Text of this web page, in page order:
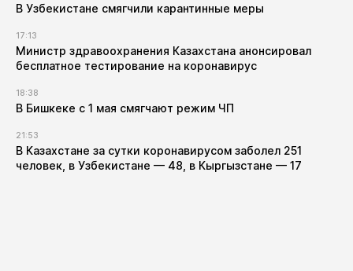
В Узбекистане смягчили карантинные меры
17:13
Министр здравоохранения Казахстана анонсировал
бесплатное тестирование на коронавирус
18:38
В Бишкеке с 1 мая смягчают режим ЧП
21:53
В Казахстане за сутки коронавирусом заболел 251
человек, в Узбекистане — 48, в Кыргызстане — 17